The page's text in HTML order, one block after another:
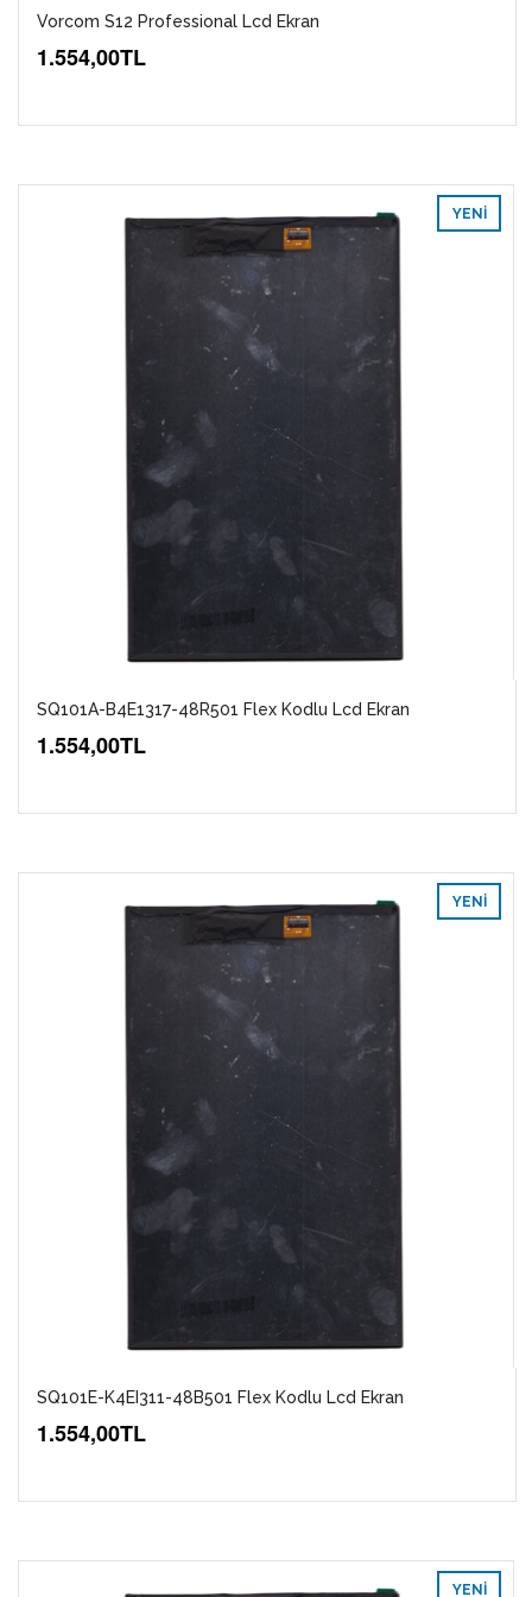
Vorcom S12 Professional Lcd Ekran
1.554,00TL
YENI
SQ101A-B4E1317-48R501 Flex Kodlu Lcd Ekran
1.554,00TL
YENI
SQ101E-K4EI311-48B501 Flex Kodlu Lcd Ekran
1.554,00TL
YENI